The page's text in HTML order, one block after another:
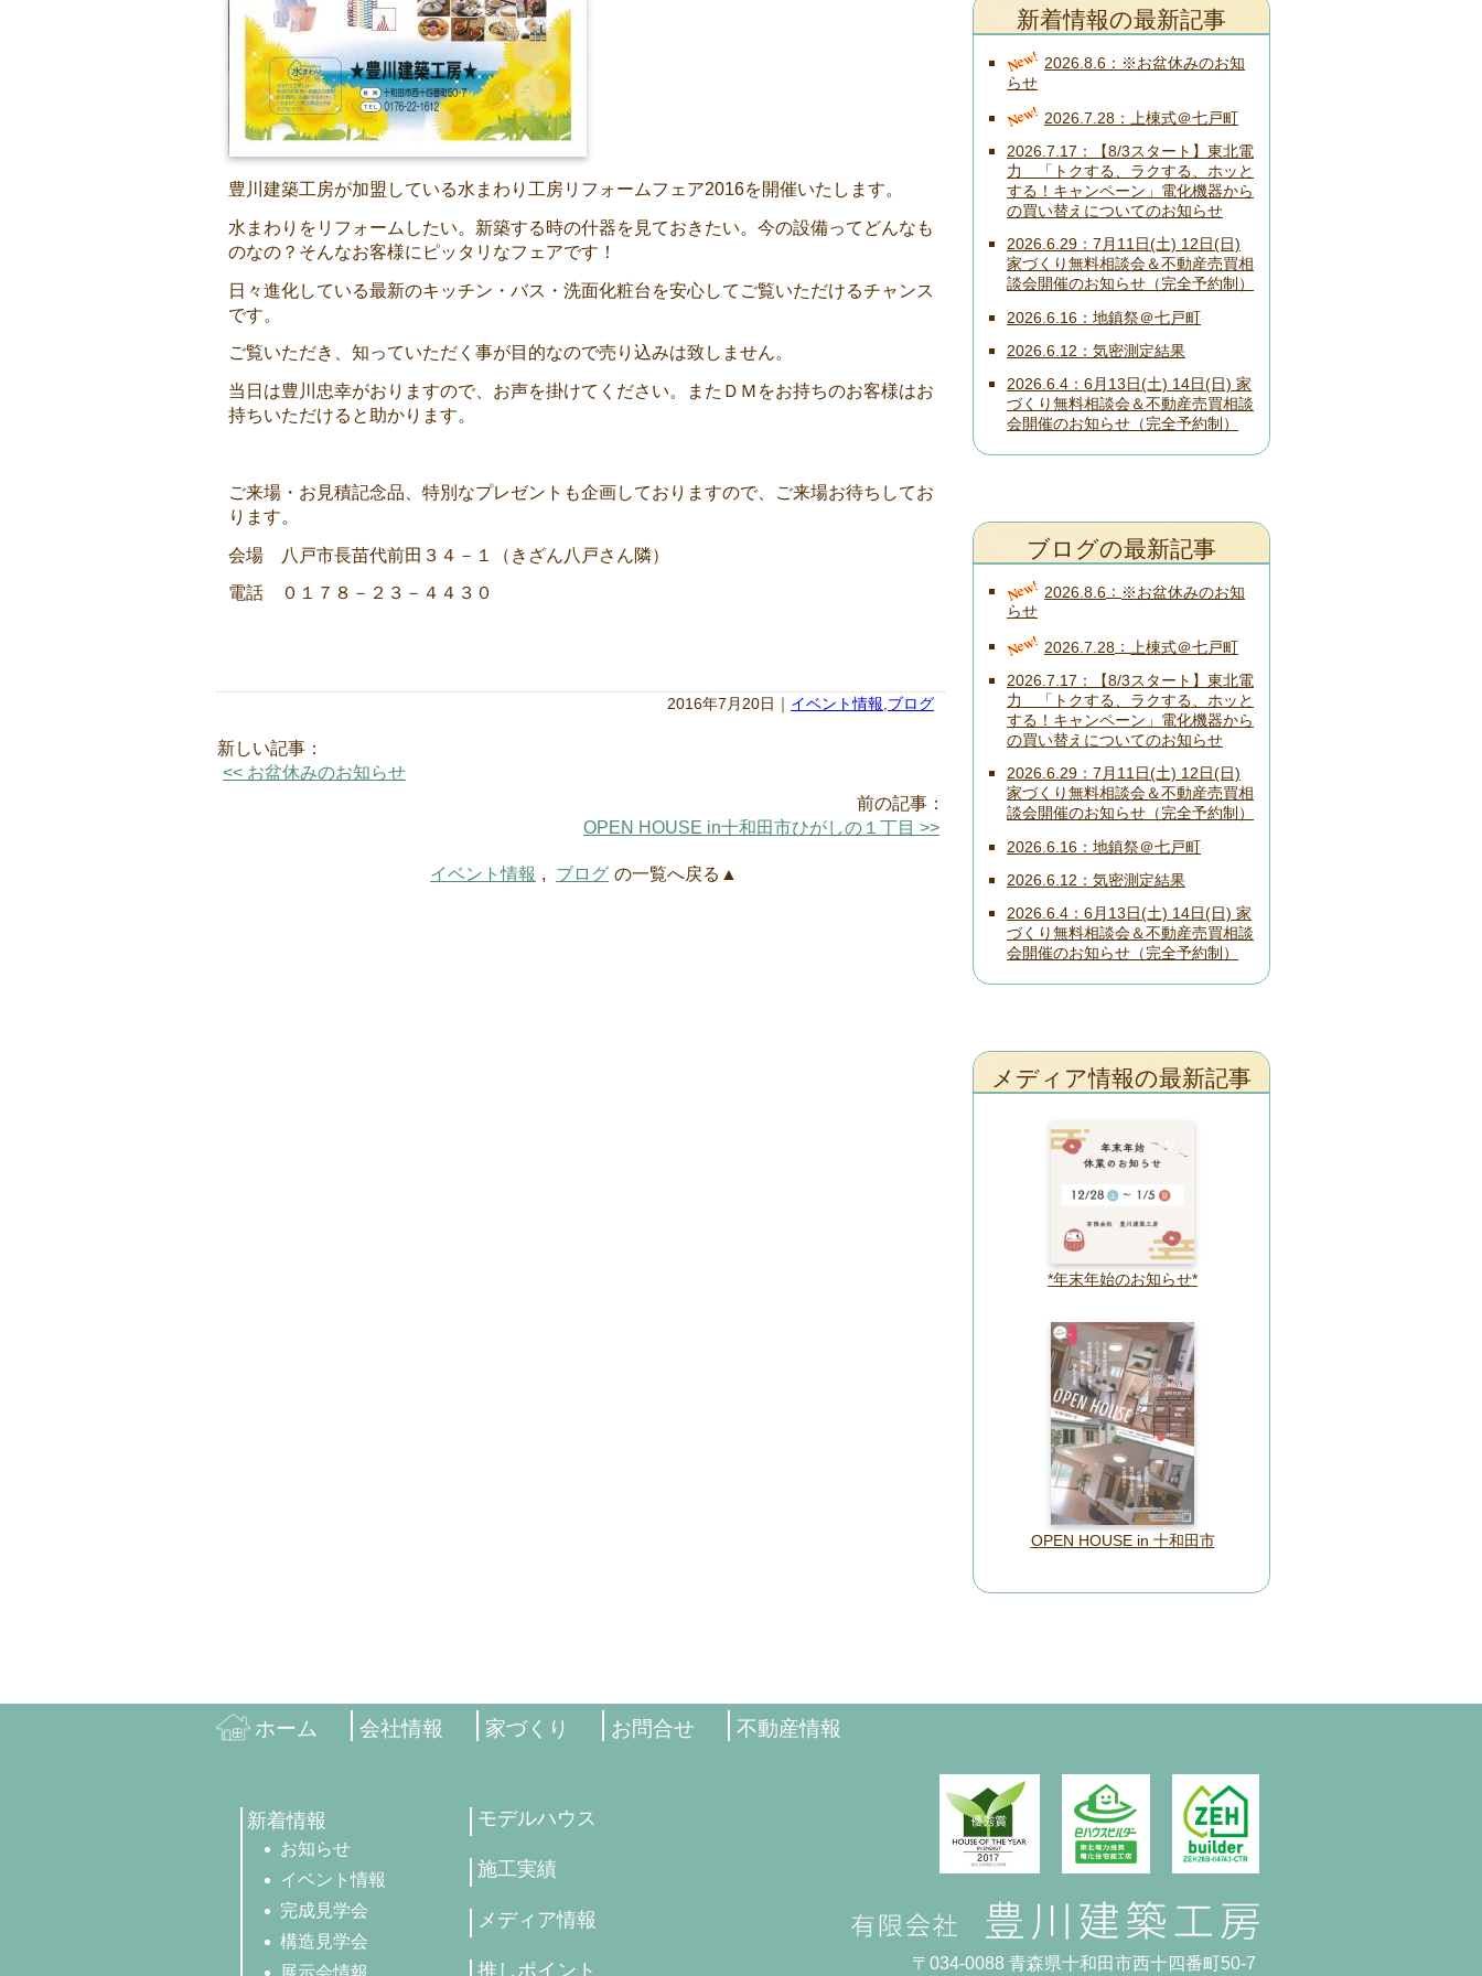
豊川建築工房が加盟している水まわり工房リフォームフェア2016を開催いたします。
水まわりをリフォームしたい。新築する時の什器を見ておきたい。今の設備ってどんなも
のなの？そんなお客様にピッタリなフェアです！
日々進化している最新のキッチン・バス・洗面化粧台を安心してご覧いただけるチャンス
です。
ご覧いただき、知っていただく事が目的なので売り込みは致しません。
当日は豊川忠幸がおりますので、お声を掛けてください。またＤＭをお持ちのお客様はお
持ちいただけると助かります。
ご来場・お見積記念品、特別なプレゼントも企画しておりますので、ご来場お待ちしてお
ります。
会場 八戸市長苗代前田３４－１（きざん八戸さん隣）
電話 ０１７８－２３－４４３０
2016年7月20日｜ イベント情報 ブログ
新しい記事：
<< お盆休みのお知らせ
前の記事：
OPEN HOUSE in十和田市ひがしの１丁目 >>
イベント情報 , ブログ の一覧へ戻る▲
新着情報の最新記事
New! 2026.8.6
※お盆休みのお知
らせ
New! 2026.7.28
上棟式＠七戸町
2026.7.17
【8/3スタート】東北電
力 「トクする、ラクする、ホッと
する！キャンペーン」電化機器から
の買い替えについてのお知らせ
2026.6.29
7月11日(土) 12日(日)
家づくり無料相談会＆不動産売買相
談会開催のお知らせ（完全予約制）
2026.6.16
地鎮祭＠七戸町
2026.6.12
気密測定結果
2026.6.4
6月13日(土) 14日(日) 家
づくり無料相談会＆不動産売買相談
会開催のお知らせ（完全予約制）
ブログの最新記事
New! 2026.8.6
※お盆休みのお知
らせ
New! 2026.7.28
上棟式＠七戸町
2026.7.17
【8/3スタート】東北電
力 「トクする、ラクする、ホッと
する！キャンペーン」電化機器から
の買い替えについてのお知らせ
2026.6.29
7月11日(土) 12日(日)
家づくり無料相談会＆不動産売買相
談会開催のお知らせ（完全予約制）
2026.6.16
地鎮祭＠七戸町
2026.6.12
気密測定結果
2026.6.4
6月13日(土) 14日(日) 家
づくり無料相談会＆不動産売買相談
会開催のお知らせ（完全予約制）
メディア情報の最新記事
*年末年始のお知らせ*
OPEN HOUSE in 十和田市
ホーム 会社情報 家づくり お問合せ 不動産情報
新着情報
お知らせ
イベント情報
完成見学会
構造見学会
展示会情報
モデルハウス
施工実績
メディア情報
推しポイント
〒034-0088 青森県十和田市西十四番町50-7